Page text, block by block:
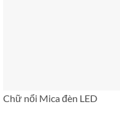
Chữ nổi Mica đèn LED